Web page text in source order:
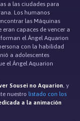
a las ciudades para
Los humanos
las Máquinas
eran capaces de vencer a
el Ángel Aquarion
con la habilidad
a adolescentes
el Ángel Aquarion
Sousei no Aquarion, y
nuestro listado con los
a la animación